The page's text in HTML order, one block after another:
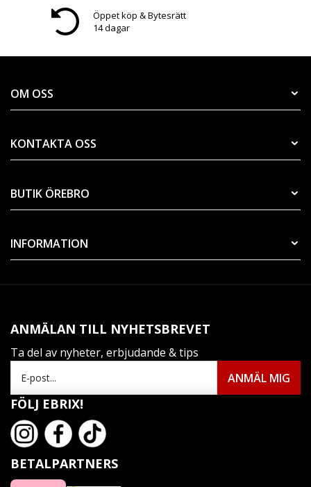
Öppet köp & Bytesrätt
14 dagar
OM OSS
KONTAKTA OSS
BUTIK ÖREBRO
INFORMATION
ANMÄLAN TILL NYHETSBREVET
Ta del av nyheter, erbjudande & tips
FÖLJ EBRIX!
BETALPARTNERS